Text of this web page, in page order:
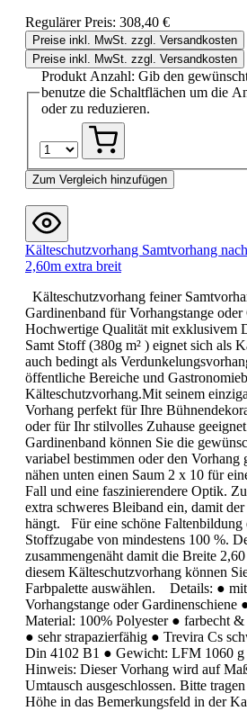
Regulärer Preis: 308,40 €
Preise inkl. MwSt. zzgl. Versandkosten
Preise inkl. MwSt. zzgl. Versandkosten
Produkt Anzahl: Gib den
benutze die Schaltflächen um die
oder zu reduzieren.
Zum Vergleich hinzufügen
Kälteschutzvorhang Samtvorhang
2,60m extra breit
Kälteschutzvorhang feiner
Gardinenband für Vorhangstange oder
Hochwertige Qualität mit exklusivem
Samt Stoff (380g m² ) eignet sich als
auch bedingt als
öffentliche Bereiche und
Kälteschutzvorhang.Mit seinem
Vorhang perfekt für Ihre
oder für Ihr stilvolles Zuhause
Gardinenband können Sie die
variabel bestimmen oder den Vorhang
nähen unten einen Saum 2 x 10 für
Fall und eine faszinierendere Optik.
extra schweres Bleiband ein, damit
hängt. Für eine schöne Faltenbildung
Stoffzugabe von mindestens 100 %.
zusammengenäht damit die Breite
diesem Kälteschutzvorhang können
Farbpalette auswählen. Details: ●
Vorhangstange oder Gardinenschiene
Material: 100% Polyester ● farbecht
● sehr strapazierfähig ● Trevira Cs
Din 4102 B1 ● Gewicht: LFM 1060 g
Hinweis: Dieser Vorhang wird auf
Umtausch ausgeschlossen. Bitte
Höhe in das Bemerkungsfeld in der